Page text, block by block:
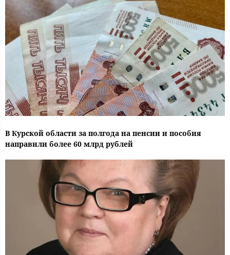
В Курской области за полгода на пенсии и пособия
направили более 60 млрд рублей